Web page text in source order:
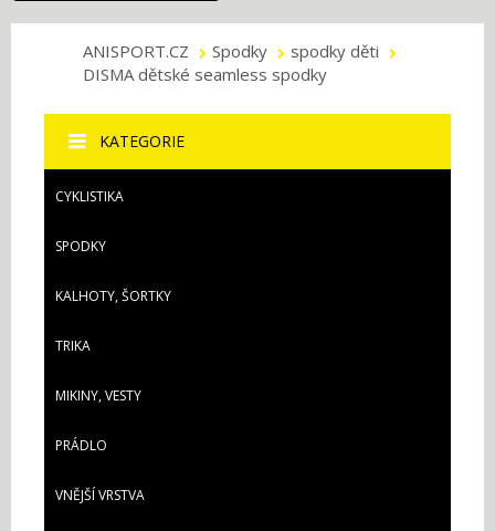
ANISPORT.CZ Spodky
spodky děti
DISMA dětské seamless spodky
KATEGORIE
CYKLISTIKA
SPODKY
KALHOTY, ŠORTKY
TRIKA
MIKINY, VESTY
PRÁDLO
VNĚJŠÍ VRSTVA